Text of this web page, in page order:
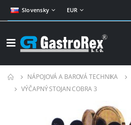
Slovensky EUR
NÁPOJOVÁ A BAROVÁ TECHNIKA
VÝČAPNÝ STOJAN COBRA 3